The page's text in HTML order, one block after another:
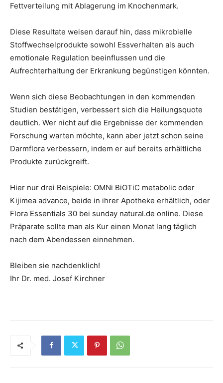
Fettverteilung mit Ablagerung im Knochenmark.
Diese Resultate weisen darauf hin, dass mikrobielle
Stoffwechselprodukte sowohl Essverhalten als auch
emotionale Regulation beeinflussen und die
Aufrechterhaltung der Erkrankung begünstigen könnten.
Wenn sich diese Beobachtungen in den kommenden
Studien bestätigen, verbessert sich die Heilungsquote
deutlich. Wer nicht auf die Ergebnisse der kommenden
Forschung warten möchte, kann aber jetzt schon seine
Darmflora verbessern, indem er auf bereits erhältliche
Produkte zurückgreift.
Hier nur drei Beispiele: OMNi BiOTiC metabolic oder
Kijimea advance, beide in ihrer Apotheke erhältlich, oder
Flora Essentials 30 bei sunday natural.de online. Diese
Präparate sollte man als Kur einen Monat lang täglich
nach dem Abendessen einnehmen.
Bleiben sie nachdenklich!
Ihr Dr. med. Josef Kirchner